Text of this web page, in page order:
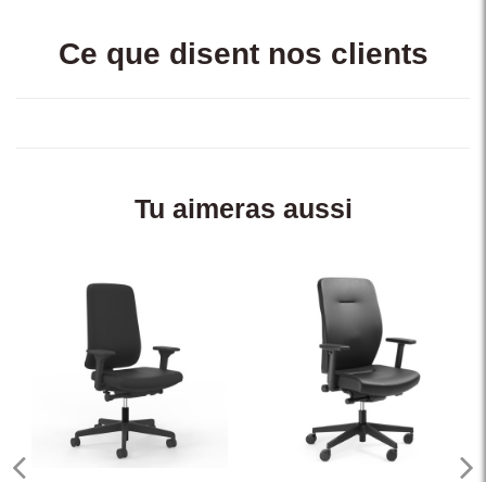
Ce que disent nos clients
Tu aimeras aussi